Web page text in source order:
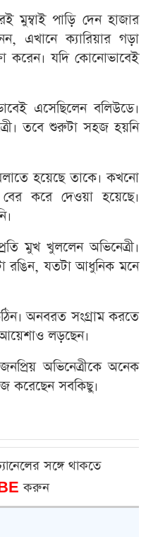
মুম্বাই পাড়ি দেন হাজার
এখানে ক্যারিয়ার গড়া
করেন। যদি কোনোভাবেই
এসেছিলেন বলিউডে।
তবে শুরুটা সহজ হয়নি
হয়েছে তাকে। কখনো
করে দেওয়া হয়েছে।
মুখ খুললেন অভিনেত্রী।
রঙিন, যতটা আধুনিক মনে
অনবরত সংগ্রাম করতে
লড়ছেন।
অভিনেত্রীকে অনেক
করেছেন সবকিছু।
সঙ্গে থাকতে
করুন